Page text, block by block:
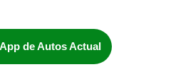
de Autos Actual